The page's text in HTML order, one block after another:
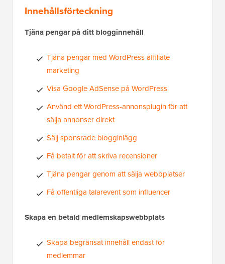
Innehållsförteckning
Tjäna pengar på ditt blogginnehåll
Tjäna pengar med WordPress affiliate
marketing
Visa Google AdSense på WordPress
Använd ett WordPress-annonsplugin för att
sälja annonser direkt
Sälj sponsrade blogginlägg
Få betalt för att skriva recensioner
Tjäna pengar genom att sälja webbplatser
Få offentliga talarevent som influencer
Skapa en betald medlemskapswebbplats
Skapa begränsat innehåll endast för
medlemmar